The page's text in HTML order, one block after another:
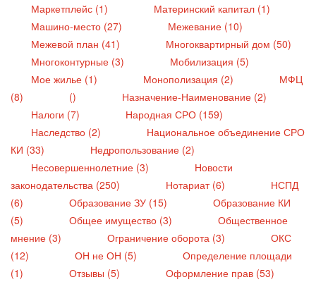
Маркетплейс (1)
Материнский капитал (1)
Машино-место (27)
Межевание (10)
Межевой план (41)
Многоквартирный дом (50)
Многоконтурные (3)
Мобилизация (5)
Мое жилье (1)
Монополизация (2)
МФЦ
(8)
()
Назначение-Наименование (2)
Налоги (7)
Народная СРО (159)
Наследство (2)
Национальное объединение СРО
КИ (33)
Недропользование (2)
Несовершеннолетние (3)
Новости
законодательства (250)
Нотариат (6)
НСПД
(6)
Образование ЗУ (15)
Образование КИ
(5)
Общее имущество (3)
Общественное
мнение (3)
Ограничение оборота (3)
ОКС
(12)
ОН не ОН (5)
Определение площади
(1)
Отзывы (5)
Оформление прав (53)